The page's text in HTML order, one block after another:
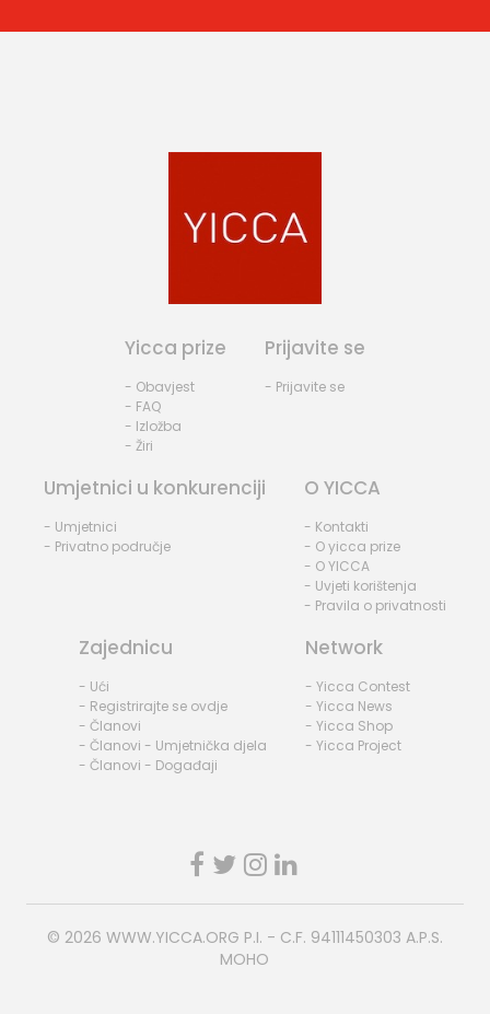
Yicca prize
- Obavjest
- FAQ
- Izložba
- Žiri
Prijavite se
- Prijavite se
Umjetnici u konkurenciji
- Umjetnici
- Privatno područje
O YICCA
- Kontakti
- O yicca prize
- O YICCA
- Uvjeti korištenja
- Pravila o privatnosti
Zajednicu
- Ući
- Registrirajte se ovdje
- Članovi
- Članovi - Umjetnička djela
- Članovi - Događaji
Network
- Yicca Contest
- Yicca News
- Yicca Shop
- Yicca Project
© 2026 WWW.YICCA.ORG P.I. - C.F. 94111450303 A.P.S.
MOHO